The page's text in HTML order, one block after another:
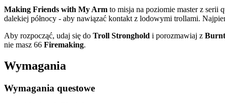
Making Friends with My Arm to misja na poziomie master z serii
dalekiej północy - aby nawiązać kontakt z lodowymi trollami.
Aby rozpocząć, udaj się do Troll Stronghold i porozmawiaj z
nie masz 66 Firemaking.
Wymagania
Wymagania questowe